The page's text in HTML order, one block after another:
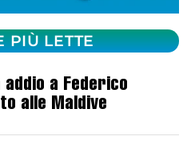
PIÙ LETTE
addio a Federico
alle Maldive